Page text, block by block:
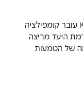
הקוד ב-Kotlin Multiplatform עובר קומפילציה
היעד מריצה
של הטמעות